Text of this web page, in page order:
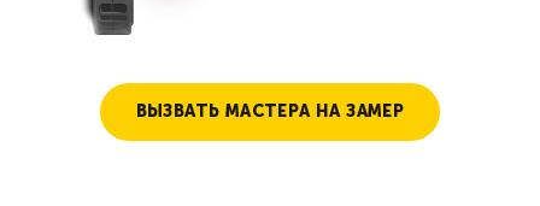
ВЫЗВАТЬ МАСТЕРА НА ЗАМЕР